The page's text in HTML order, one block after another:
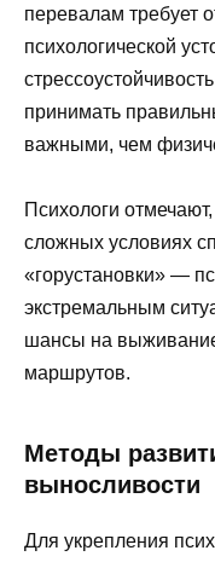
перевалам требует
психологической
принимать
важными, чем
Психологи
сложных условиях
«горустановки» —
экстремальным
шансы на
маршрутов.
Методы
выносливости
Для укрепления